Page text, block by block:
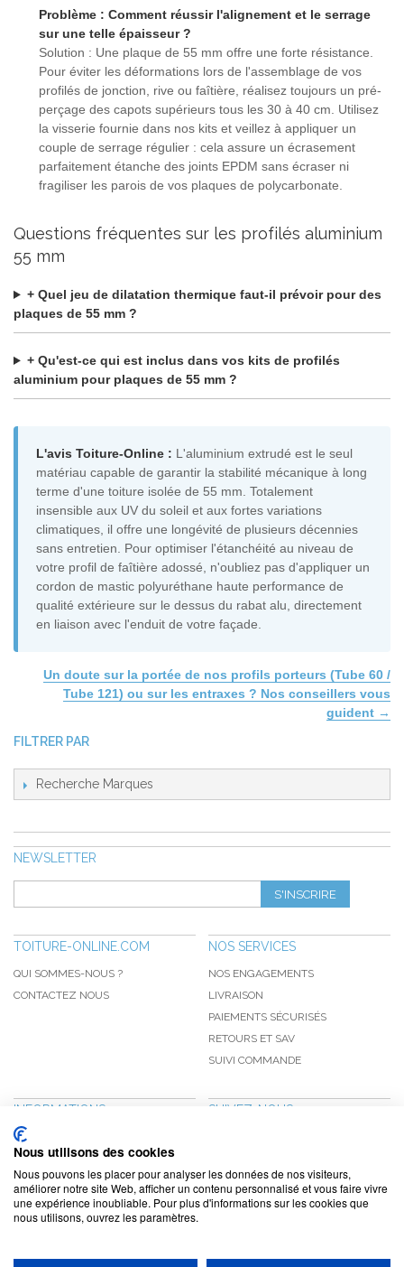
Problème : Comment réussir l'alignement et le serrage
sur une telle épaisseur ?
Solution : Une plaque de 55 mm offre une forte résistance.
Pour éviter les déformations lors de l'assemblage de vos
profilés de jonction, rive ou faîtière, réalisez toujours un pré-
perçage des capots supérieurs tous les 30 à 40 cm. Utilisez
la visserie fournie dans nos kits et veillez à appliquer un
couple de serrage régulier : cela assure un écrasement
parfaitement étanche des joints EPDM sans écraser ni
fragiliser les parois de vos plaques de polycarbonate.
Questions fréquentes sur les profilés aluminium
55 mm
+ Quel jeu de dilatation thermique faut-il prévoir pour des
plaques de 55 mm ?
+ Qu'est-ce qui est inclus dans vos kits de profilés
aluminium pour plaques de 55 mm ?
L'avis Toiture-Online : L'aluminium extrudé est le seul
matériau capable de garantir la stabilité mécanique à long
terme d'une toiture isolée de 55 mm. Totalement
insensible aux UV du soleil et aux fortes variations
climatiques, il offre une longévité de plusieurs décennies
sans entretien. Pour optimiser l'étanchéité au niveau de
votre profil de faîtière adossé, n'oubliez pas d'appliquer un
cordon de mastic polyuréthane haute performance de
qualité extérieure sur le dessus du rabat alu, directement
en liaison avec l'enduit de votre façade.
Un doute sur la portée de nos profils porteurs (Tube 60 /
Tube 121) ou sur les entraxes ? Nos conseillers vous
guident →
FILTRER PAR
Recherche Marques
NEWSLETTER
S'INSCRIRE
TOITURE-ONLINE.COM
QUI SOMMES-NOUS ?
CONTACTEZ NOUS
NOS SERVICES
NOS ENGAGEMENTS
LIVRAISON
PAIEMENTS SÉCURISÉS
RETOURS ET SAV
SUIVI COMMANDE
INFORMATIONS
NOUVEAUTÉS
PROMOTIONS
CGV
CONFIDENTIALITÉ
MENTIONS LÉGALES
SUIVEZ-NOUS
NOTRE BLOG
Nous utilisons des cookies
Nous pouvons les placer pour analyser les données de nos visiteurs,
améliorer notre site Web, afficher un contenu personnalisé et vous faire vivre
une expérience inoubliable. Pour plus d'informations sur les cookies que
nous utilisons, ouvrez les paramètres.